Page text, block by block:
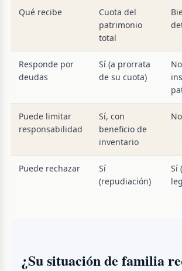
Qué recibe
Cuota del
patrimonio
total
Responde por
deudas
Sí (a prorrata
de su cuota)
Puede limitar
responsabilidad
Sí, con
beneficio de
inventario
Puede rechazar
Sí
(repudiación)
Sí
¿Su situación de familia